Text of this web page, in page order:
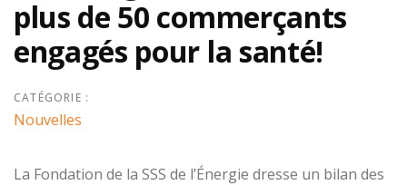
plus de 50 commerçants
engagés pour la santé!
CATÉGORIE :
Nouvelles
La Fondation de la SSS de l’Énergie dresse un bilan des